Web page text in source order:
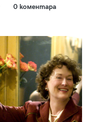
0 коментара